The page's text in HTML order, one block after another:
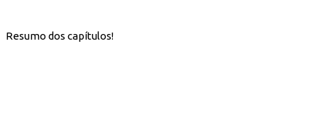
Resumo dos capítulos!